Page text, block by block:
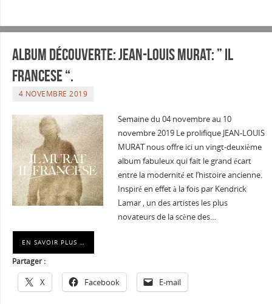
Album découverte: JEAN-LOUIS MURAT: ” IL
FRANCESE “.
4 NOVEMBRE 2019
Semaine du 04 novembre au 10
novembre 2019 Le prolifique JEAN-LOUIS
MURAT nous offre ici un vingt-deuxième
album fabuleux qui fait le grand écart
entre la modernité et l’histoire ancienne.
Inspiré en effet à la fois par Kendrick
Lamar , un des artistes les plus
novateurs de la scène des…
EN SAVOIR PLUS …
Partager :
X Facebook E-mail